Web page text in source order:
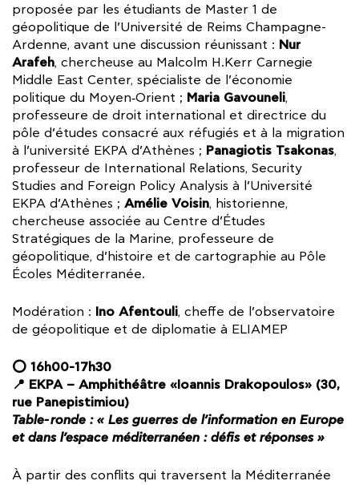
proposée par les étudiants de Master 1 de
géopolitique de l’Université de Reims Champagne-
Ardenne, avant une discussion réunissant : Nur
Arafeh, chercheuse au Malcolm H.Kerr Carnegie
Middle East Center, spécialiste de l’économie
politique du Moyen‑Orient ; Maria Gavouneli,
professeure de droit international et directrice du
pôle d’études consacré aux réfugiés et à la migration
à l’université EKPA d’Athènes ; Panagiotis Tsakonas,
professeur de International Relations, Security
Studies and Foreign Policy Analysis à l’Université
EKPA d’Athènes ; Amélie Voisin, historienne,
chercheuse associée au Centre d’Études
Stratégiques de la Marine, professeure de
géopolitique, d’histoire et de cartographie au Pôle
Écoles Méditerranée.
Modération : Ino Afentouli, cheffe de l’observatoire
de géopolitique et de diplomatie à ELIAMEP
⭕ 16h00-17h30
📍 EKPA – Amphithéâtre «Ioannis Drakopoulos» (30,
rue Panepistimiou)
Table-ronde : « Les guerres de l’information en Europe
et dans l’espace méditerranéen : défis et réponses »
À partir des conflits qui traversent la Méditerranée